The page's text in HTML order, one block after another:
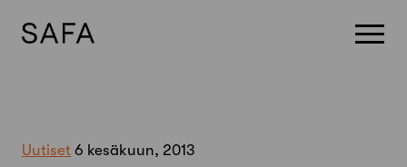
Uutiset 6 kesäkuun, 2013